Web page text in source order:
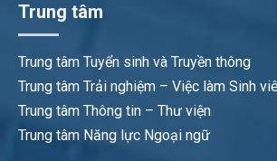
Trung tâm
Trung tâm Tuyển sinh và Truyền thông
Trung tâm Trải nghiệm – Việc làm Sinh
Trung tâm Thông tin – Thư viện
Trung tâm Năng lực Ngoại ngữ